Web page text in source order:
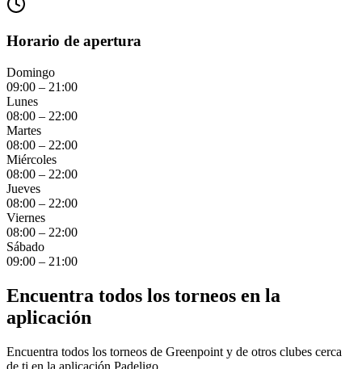
Horario de apertura
Domingo
09:00 – 21:00
Lunes
08:00 – 22:00
Martes
08:00 – 22:00
Miércoles
08:00 – 22:00
Jueves
08:00 – 22:00
Viernes
08:00 – 22:00
Sábado
09:00 – 21:00
Encuentra todos los torneos en la
aplicación
Encuentra todos los torneos de Greenpoint y de otros clubes cerca
de ti en la aplicación Padeligo